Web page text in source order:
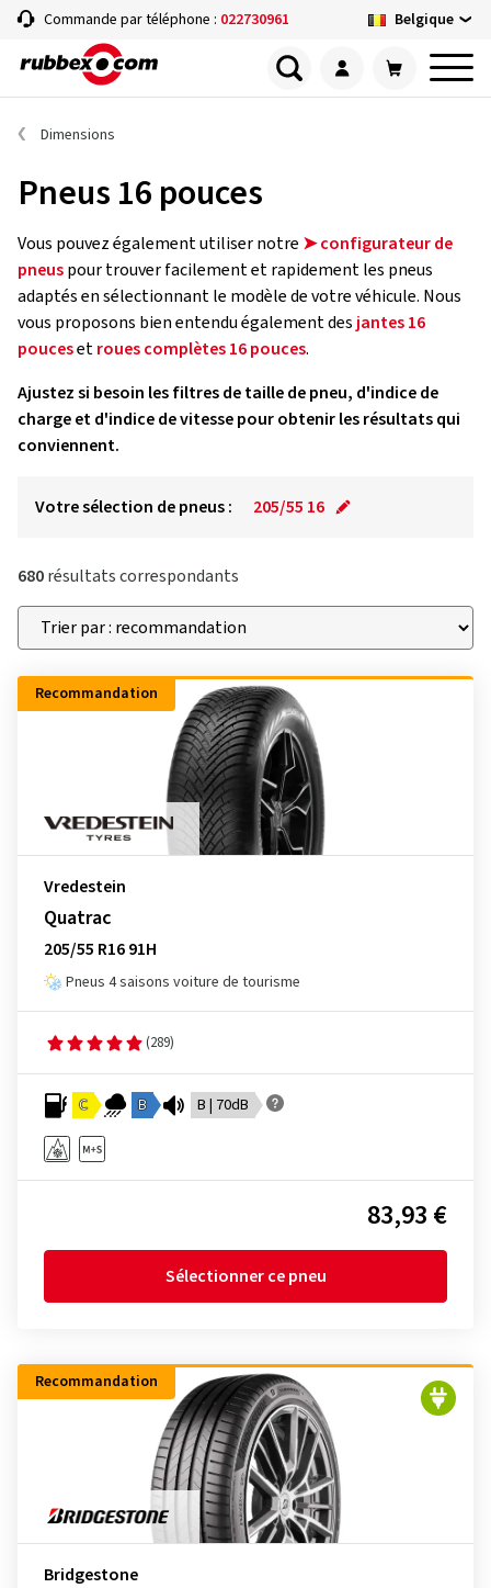
Commande par téléphone : 022730961 Belgique
Dimensions
Pneus 16 pouces
Vous pouvez également utiliser notre ➤ configurateur de
pneuspour trouver facilement et rapidement les pneus
adaptés en sélectionnant le modèle de votre véhicule. Nous
vous proposons bien entendu également des jantes 16
poucesetroues complètes 16 pouces.
Ajustez si besoin les filtres de taille de pneu, d'indice de
charge et d'indice de vitesse pour obtenir les résultats qui
conviennent.
Votre sélection de pneus : 205/55 16
680résultats correspondants
Recommandation
Vredestein
Quatrac
205/55 R16 91H
Pneus 4 saisons voiture de tourisme
(289)
C B B | 70dB
83,93 €
Sélectionner ce pneu
Recommandation
Bridgestone